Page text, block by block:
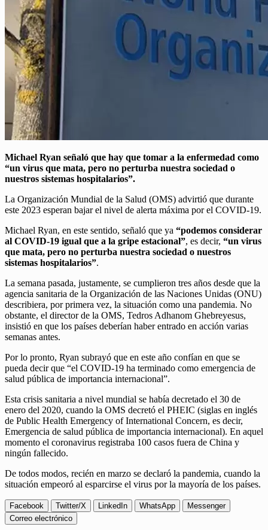
Michael Ryan señaló que hay que tomar a la enfermedad como
“un virus que mata, pero no perturba nuestra sociedad o
nuestros sistemas hospitalarios”.
La Organización Mundial de la Salud (OMS) advirtió que durante
este 2023 esperan bajar el nivel de alerta máxima por el COVID-19.
Michael Ryan, en este sentido, señaló que ya “podemos considerar
al COVID-19 igual que a la gripe estacional”, es decir, “un virus
que mata, pero no perturba nuestra sociedad o nuestros
sistemas hospitalarios”.
La semana pasada, justamente, se cumplieron tres años desde que la
agencia sanitaria de la Organización de las Naciones Unidas (ONU)
describiera, por primera vez, la situación como una pandemia. No
obstante, el director de la OMS, Tedros Adhanom Ghebreyesus,
insistió en que los países deberían haber entrado en acción varias
semanas antes.
Por lo pronto, Ryan subrayó que en este año confían en que se
pueda decir que “el COVID-19 ha terminado como emergencia de
salud pública de importancia internacional”.
Esta crisis sanitaria a nivel mundial se había decretado el 30 de
enero del 2020, cuando la OMS decretó el PHEIC (siglas en inglés
de Public Health Emergency of International Concern, es decir,
Emergencia de salud pública de importancia internacional). En aquel
momento el coronavirus registraba 100 casos fuera de China y
ningún fallecido.
De todos modos, recién en marzo se declaró la pandemia, cuando la
situación empeoró al esparcirse el virus por la mayoría de los países.
Facebook Twitter/X LinkedIn WhatsApp
Messenger
Correo electrónico